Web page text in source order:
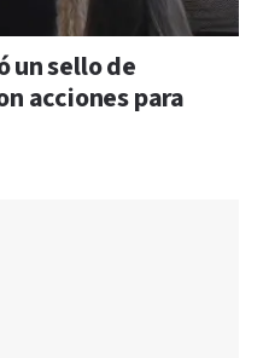
un sello de
acciones para